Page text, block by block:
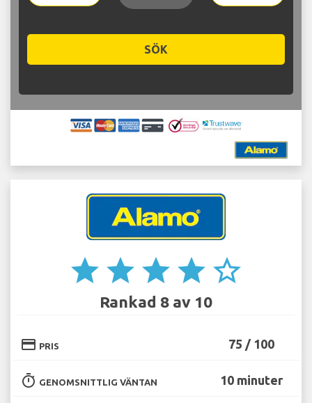
SÖK
star star star star star_border
Rankad 8 av 10
credit_card PRIS 75 / 100
timer GENOMSNITTLIG VÄNTAN 10 minuter